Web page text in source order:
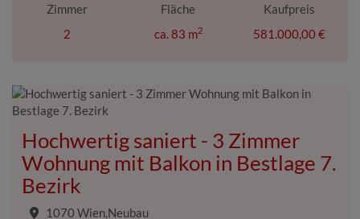
Zimmer
2
Fläche
ca. 83 m2
Kaufpreis
581.000,00 €
Hochwertig saniert - 3 Zimmer
Wohnung mit Balkon in Bestlage 7.
Bezirk
1070 Wien,Neubau